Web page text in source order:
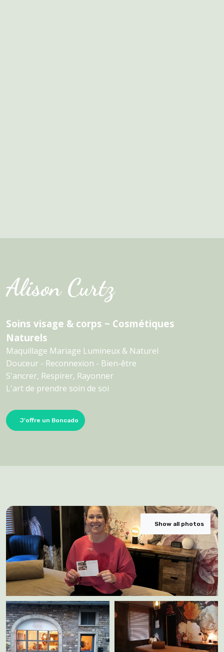
Alison Curtz
Soins visage & corps ~ Cosmétiques
Naturels
Maquillage Mariage Lumineux & Naturel
Douceur - Reconnexion - Bien-être
S'ancrer, Respirer, Rayonner
L'art de prendre soin de soi
J'offre un Boncado
Show all photos